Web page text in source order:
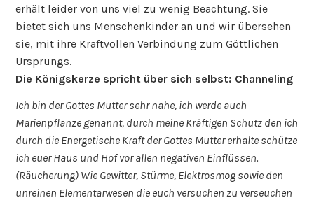
erhält leider von uns viel zu wenig Beachtung. Sie
bietet sich uns Menschenkinder an und wir übersehen
sie, mit ihre Kraftvollen Verbindung zum Göttlichen
Ursprungs.
Die Königskerze spricht über sich selbst: Channeling
Ich bin der Gottes Mutter sehr nahe, ich werde auch
Marienpflanze genannt, durch meine Kräftigen Schutz den ich
durch die Energetische Kraft der Gottes Mutter erhalte schütze
ich euer Haus und Hof vor allen negativen Einflüssen.
(Räucherung) Wie Gewitter, Stürme, Elektrosmog sowie den
unreinen Elementarwesen die euch versuchen zu verseuchen